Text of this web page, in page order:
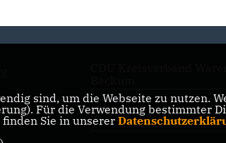
CDU NRW
sind, um die Webseite zu
Für die Verwendung bestimmter
Sie in unserer